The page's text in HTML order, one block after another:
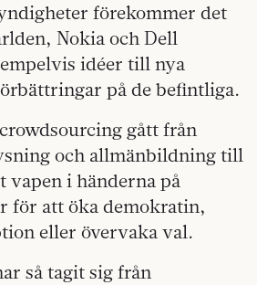
förekommer det
Nokia och Dell
idéer till nya
på de befintliga.
gått från
och allmänbildning till
i händerna på
för att öka demokratin,
eller övervaka val.
så tagit sig från